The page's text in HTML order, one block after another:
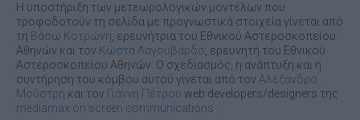
Η υποστήριξη των μετεωρολογικών μοντέλων που
τροφοδοτούν τη σελίδα με προγνωστικά στοιχεία γίνεται από
τη Βάσω Κοτρώνη, ερευνήτρια του Εθνικού Aστεροσκοπείου
Αθηνών και τον Κώστα Λαγουβάρδο, ερευνητή του Εθνικού
Aστεροσκοπείου Αθηνών. Ο σχεδιασμός, η ανάπτυξη και η
συντήρηση του κόμβου αυτού γίνεται από τον Αλέξανδρο
Μούστρη και τον Γιάννη Πέτρου web developers/designers της
mediamax on screen communications .